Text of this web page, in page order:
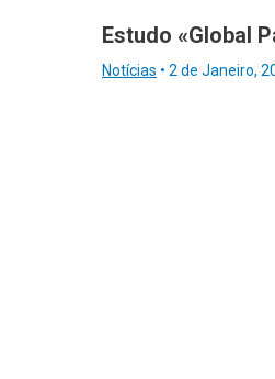
Estudo «Global
Notícias • 2 de Janeiro,